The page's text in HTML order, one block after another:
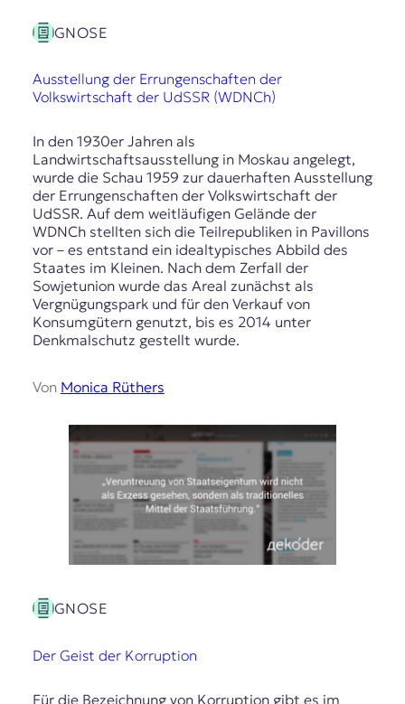
GNOSE
Ausstellung der Errungenschaften der
Volkswirtschaft der UdSSR (WDNCh)
In den 1930er Jahren als
Landwirtschaftsausstellung in Moskau angelegt,
wurde die Schau 1959 zur dauerhaften Ausstellung
der Errungenschaften der Volkswirtschaft der
UdSSR. Auf dem weitläufigen Gelände der
WDNCh stellten sich die Teilrepubliken in Pavillons
vor – es entstand ein idealtypisches Abbild des
Staates im Kleinen. Nach dem Zerfall der
Sowjetunion wurde das Areal zunächst als
Vergnügungspark und für den Verkauf von
Konsumgütern genutzt, bis es 2014 unter
Denkmalschutz gestellt wurde.
Von Monica Rüthers
GNOSE
Der Geist der Korruption
Für die Bezeichnung von Korruption gibt es im